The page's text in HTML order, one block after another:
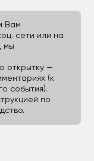
Вам
сети или на
мы
открытку —
(к
события).
по